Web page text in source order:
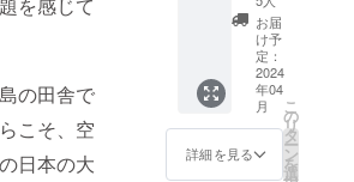
の田舎で
こそ、空
日本の大
ていた
だく予
定で
す。
レセプ
ション
ご招待
（希望
制）※2
●空き家
地方創
生株式
泊1泊
権】 ●
おいし
い新鮮
な海鮮
の囲炉
裏ディ
ナー2名
分と河
お届
け予
定：
2024
年04
月
詳細を見る
こ
の
リ
タ
ー
ン
を
選